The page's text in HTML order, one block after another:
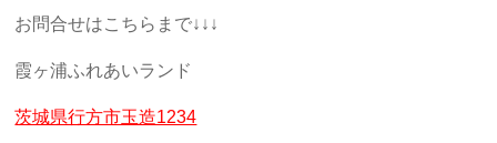
お問合せはこちらまで↓↓↓
霞ヶ浦ふれあいランド
茨城県行方市玉造1234